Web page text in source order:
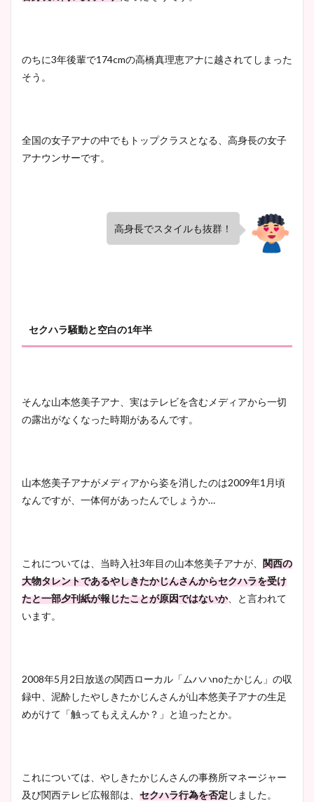
のちに3年後輩で174cmの高橋真理恵アナに越されてしまった
そう。
全国の女子アナの中でもトップクラスとなる、高身長の女子
アナウンサーです。
高身長でスタイルも抜群！
セクハラ騒動と空白の1年半
そんな山本悠美子アナ、実はテレビを含むメディアから一切
の露出がなくなった時期があるんです。
山本悠美子アナがメディアから姿を消したのは2009年1月頃
なんですが、一体何があったんでしょうか…
これについては、当時入社3年目の山本悠美子アナが、 関西の
大物タレントであるやしきたかじんさんからセクハラを受け
たと一部夕刊紙が報じたことが原因ではないか、と言われて
います。
2008年5月2日放送の関西ローカル「ムハハnoたかじん」の収
録中、泥酔したやしきたかじんさんが山本悠美子アナの生足
めがけて「触ってもええんか？」と迫ったとか。
これについては、やしきたかじんさんの事務所マネージャー
及び関西テレビ広報部は、 セクハラ行為を否定しました。